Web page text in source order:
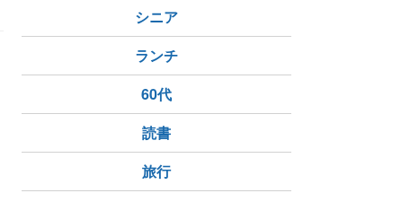
シニア
ランチ
60代
読書
旅行